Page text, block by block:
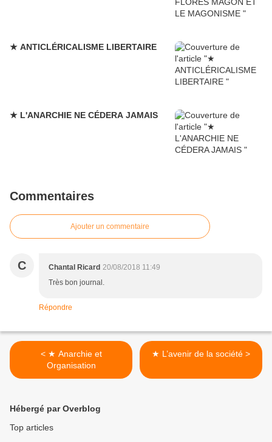
★ ANTICLÉRICALISME LIBERTAIRE
★ L'ANARCHIE NE CÉDERA JAMAIS
Commentaires
Ajouter un commentaire
C Chantal Ricard 20/08/2018 11:49
Très bon journal.
Répondre
< ★ Anarchie et
Organisation
★ L’avenir de la société >
Hébergé par Overblog
Top articles